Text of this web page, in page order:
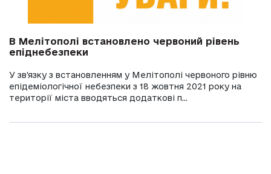
В Мелітополі встановлено червоний рівень
епіднебезпеки
У зв’язку з встановленням у Мелітополі червоного рівню
епідеміологічної небезпеки з 18 жовтня 2021 року на
території міста вводяться додаткові п...